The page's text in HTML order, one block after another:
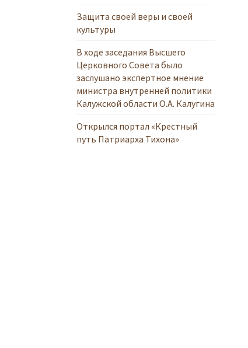
Защита своей веры и своей
культуры
В ходе заседания Высшего
Церковного Совета было
заслушано экспертное мнение
министра внутренней политики
Калужской области О.А. Калугина
Открылся портал «Крестный
путь Патриарха Тихона»